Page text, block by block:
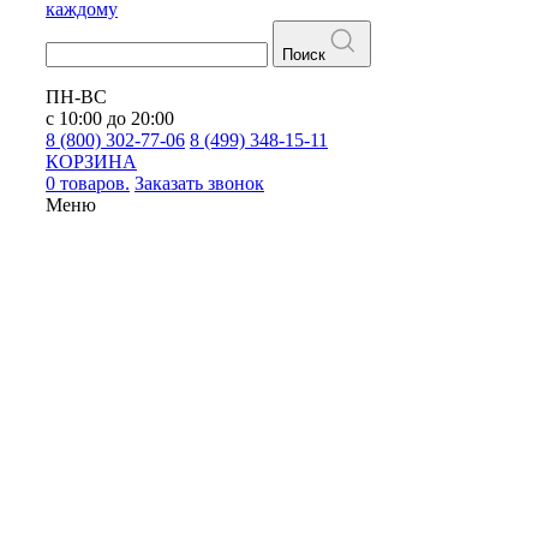
каждому
Поиск
ПН-ВС
с 10:00 до 20:00
8 (800) 302-77-06 8 (499) 348-15-11
КОРЗИНА
0 товаров. Заказать звонок
Меню